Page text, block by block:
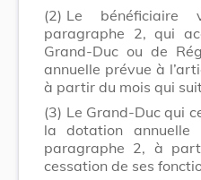
(2) Le bénéficiaire
paragraphe 2, qui
Grand-Duc ou de
annuelle prévue à
à partir du mois qui
(3) Le Grand-Duc qui
la dotation annuelle
paragraphe 2, à
cessation de ses